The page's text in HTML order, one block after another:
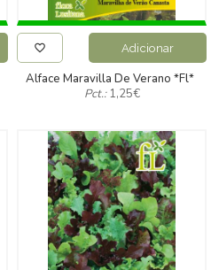
Adicionar
Alface Maravilla De Verano *fl*
Pct.:1,25€